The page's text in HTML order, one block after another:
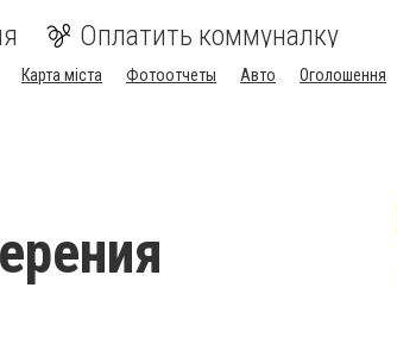
Оплатить коммуналку
Карта міста Фотоотчеты Авто
Оголошення